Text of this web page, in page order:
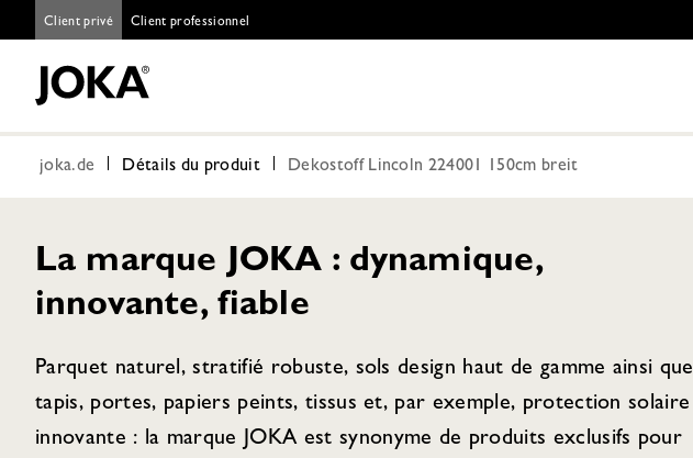
Client privé Client professionnel
joka.de Détails du produit Dekostoff Lincoln 224001 150cm breit
La marque JOKA : dynamique,
innovante, fiable
Parquet naturel, stratifié robuste, sols design haut de gamme ainsi que
tapis, portes, papiers peints, tissus et, par exemple, protection solaire
innovante : la marque JOKA est synonyme de produits exclusifs pour